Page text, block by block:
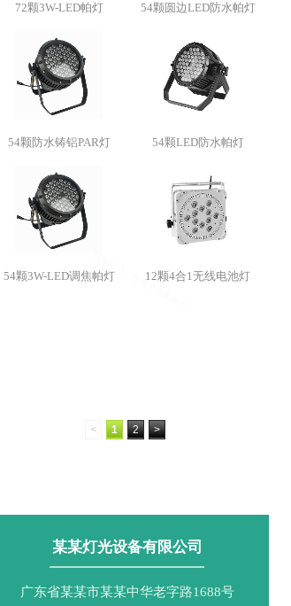
72颗3W-LED帕灯 54颗圆边LED防水帕灯
54颗防水铸铝PAR灯 54颗LED防水帕灯
54颗3W-LED调焦帕灯 12颗4合1无线电池灯
< 1 2 >
广东省某某市某某中华老字路1688号
某某灯光设备有限公司